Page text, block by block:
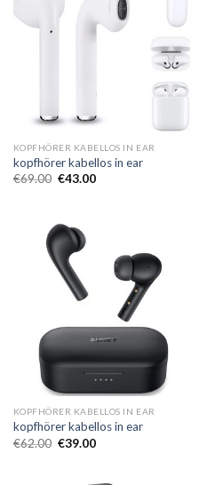
KOPFHÖRER KABELLOS IN EAR
kopfhörer kabellos in ear
€69.00 €43.00
KOPFHÖRER KABELLOS IN EAR
kopfhörer kabellos in ear
€62.00 €39.00